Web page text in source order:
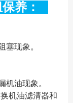
保养：
塞现象。
机油现象。
机油滤清器和